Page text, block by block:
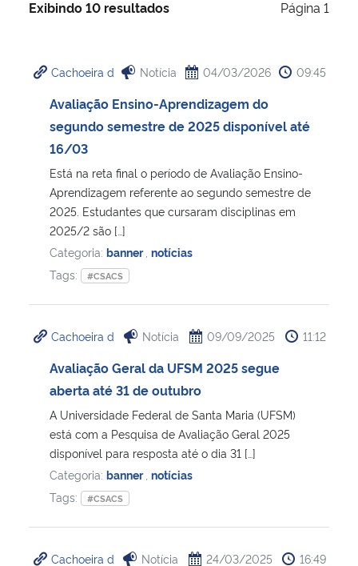
Ministério da Cidadania
Ministério da Saúde
Ministério de Minas e Energia
Ministério da Ciência, Tecnologia, Inovações e Comunicações
Ministério do Turismo
Ministério do Desenvolvimento Regional
Controladoria-Geral da União
Ministério da Mulher, da Família e dos Direitos Humanos
Secretaria-Geral
Secretaria de Governo
Exibindo 10 resultados Página 1
Cachoeira d Notícia 04/03/2026 09:45
Avaliação Ensino-Aprendizagem do
segundo semestre de 2025 disponível até
16/03
Está na reta final o período de Avaliação Ensino-
Aprendizagem referente ao segundo semestre de
2025. Estudantes que cursaram disciplinas em
2025/2 são […]
Categoria: banner notícias
Tags:
#CSACS
Cachoeira d Notícia 09/09/2025 11:12
Avaliação Geral da UFSM 2025 segue
aberta até 31 de outubro
A Universidade Federal de Santa Maria (UFSM)
está com a Pesquisa de Avaliação Geral 2025
disponível para resposta até o dia 31 […]
Categoria: banner notícias
Tags:
#CSACS
Cachoeira d Notícia 24/03/2025 16:49